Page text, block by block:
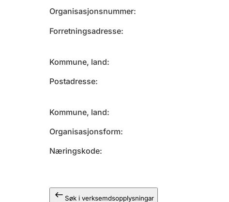
Organisasjonsnummer
Forretningsadresse
Kommune, land
Postadresse
Kommune, land
Organisasjonsform
Næringskode
Søk i verksemdsopplysningar